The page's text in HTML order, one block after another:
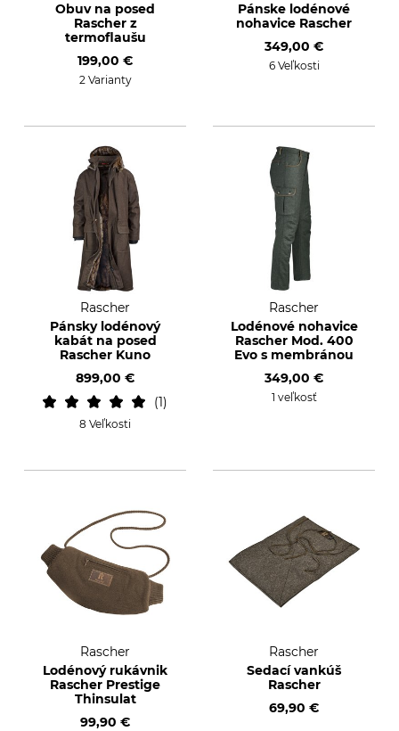
Obuv na posed
Rascher z
termoflaušu
199,00 €
2 Varianty
Pánske lodénové
nohavice Rascher
349,00 €
6 Veľkosti
Rascher
Pánsky lodénový
kabát na posed
Rascher Kuno
899,00 €
1
8 Veľkosti
Rascher
Lodénové nohavice
Rascher Mod. 400
Evo s membránou
349,00 €
1 veľkosť
Rascher
Lodénový rukávnik
Rascher Prestige
Thinsulat
99,90 €
Rascher
Sedací vankúš
Rascher
69,90 €